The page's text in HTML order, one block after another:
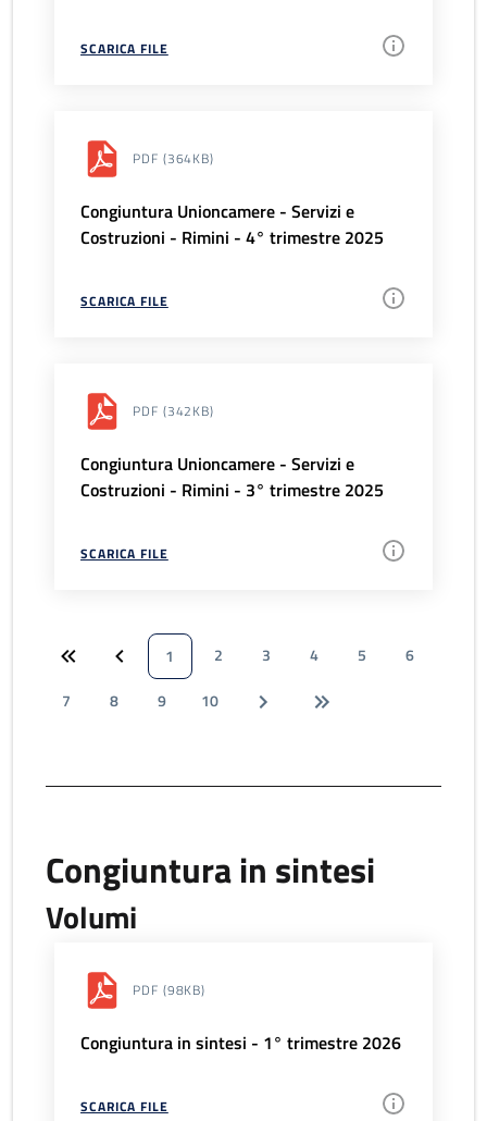
SCARICA FILE
PDF (364KB)
Congiuntura Unioncamere - Servizi e
Costruzioni - Rimini - 4° trimestre 2025
SCARICA FILE
PDF (342KB)
Congiuntura Unioncamere - Servizi e
Costruzioni - Rimini - 3° trimestre 2025
SCARICA FILE
1 2 3 4 5
6
7
8 9 10
Congiuntura in sintesi
Volumi
PDF (98KB)
Congiuntura in sintesi - 1° trimestre 2026
SCARICA FILE